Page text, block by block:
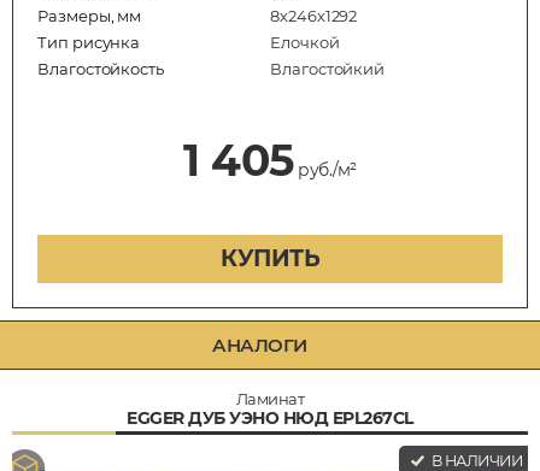
Размеры, мм
8х246х1292
Тип рисунка
Елочкой
Влагостойкость
Влагостойкий
1 405руб./м²
КУПИТЬ
АНАЛОГИ
Ламинат
EGGER ДУБ УЭНО НЮД EPL267CL
В НАЛИЧИИ